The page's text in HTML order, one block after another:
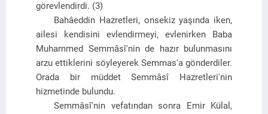
görevlendirdi. (3)
Bahâeddin Hazretleri, onsekiz yaşında iken,
ailesi kendisini evlendirmeyi, evlenirken Baba
Muhammed Semmâsî'nin de hazır bulunmasını
arzu ettiklerini söyleyerek Semmas'a gönderdiler.
Orada bir müddet Semmâsî Hazretleri'nin
hizmetinde bulundu.
Semmâsî'nin vefatından sonra Emir Külal,